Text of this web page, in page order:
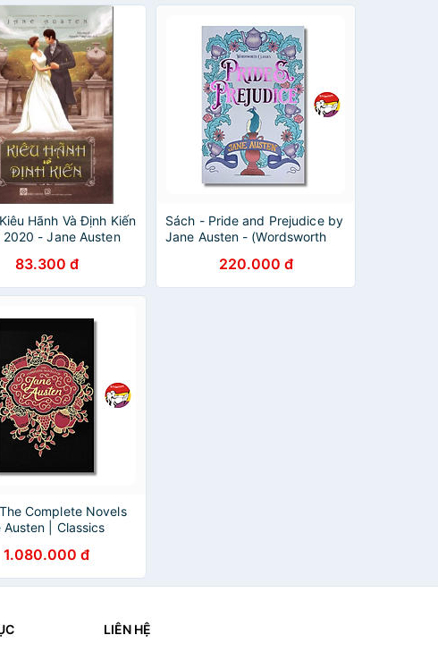
Hãnh Và Định Kiến
2020 - Jane Austen
83.300 đ
Sách - Pride and Prejudice by
Jane Austen - (Wordsworth
220.000 đ
Complete Novels
| Classics
lớn
1.080.000 đ
LIÊN HỆ